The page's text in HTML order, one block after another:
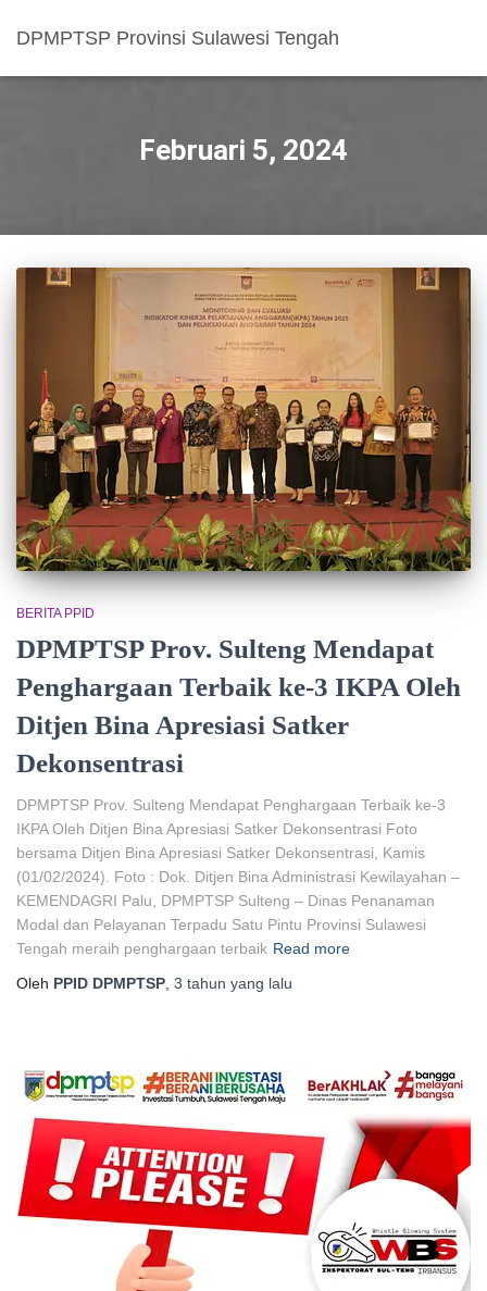
DPMPTSP Provinsi Sulawesi Tengah
Februari 5, 2024
BERITA PPID
DPMPTSP Prov. Sulteng Mendapat
Penghargaan Terbaik ke-3 IKPA Oleh
Ditjen Bina Apresiasi Satker
Dekonsentrasi
DPMPTSP Prov. Sulteng Mendapat Penghargaan Terbaik ke-3
IKPA Oleh Ditjen Bina Apresiasi Satker Dekonsentrasi Foto
bersama Ditjen Bina Apresiasi Satker Dekonsentrasi, Kamis
(01/02/2024). Foto : Dok. Ditjen Bina Administrasi Kewilayahan –
KEMENDAGRI Palu, DPMPTSP Sulteng – Dinas Penanaman
Modal dan Pelayanan Terpadu Satu Pintu Provinsi Sulawesi
Tengah meraih penghargaan terbaik Read more
Oleh PPID DPMPTSP 3 tahun yang lalu